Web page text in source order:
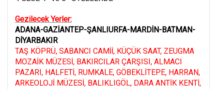
Gezilecek Yerler:
ADANA-GAZİANTEP-ŞANLIURFA-MARDİN-BATMAN-
DİYARBAKIR
TAŞ KÖPRÜ, SABANCI CAMİİ, KÜÇÜK SAAT, ZEUGMA
MOZAİK MÜZESİ, BAKIRCILAR ÇARŞISI, ALMACI
PAZARI, HALFETİ, RUMKALE, GÖBEKLİTEPE, HARRAN,
ARKEOLOJİ MÜZESİ, BALIKLIGÖL, DARA ANTİK KENTİ,